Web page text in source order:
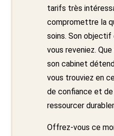
tarifs très
compromettre la
soins. Son objectif
vous reveniez.
son cabinet
vous trouviez en
de confiance et
ressourcer
Offrez-vous ce